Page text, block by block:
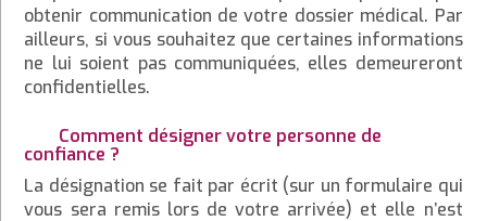
obtenir communication de votre dossier médical. Par
ailleurs, si vous souhaitez que certaines informations
ne lui soient pas communiquées, elles demeureront
confidentielles.
Comment désigner votre personne de
confiance ?
La désignation se fait par écrit (sur un formulaire qui
vous sera remis lors de votre arrivée) et elle n’est